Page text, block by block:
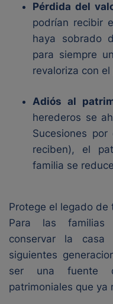
Pérdida del
podrían recibir
haya sobrado
para siempre
revaloriza con
Adiós al
herederos se
Sucesiones
reciben), el
familia se
Protege el legado
Para las familias
conservar la
siguientes
ser una fuente
patrimoniales que ya